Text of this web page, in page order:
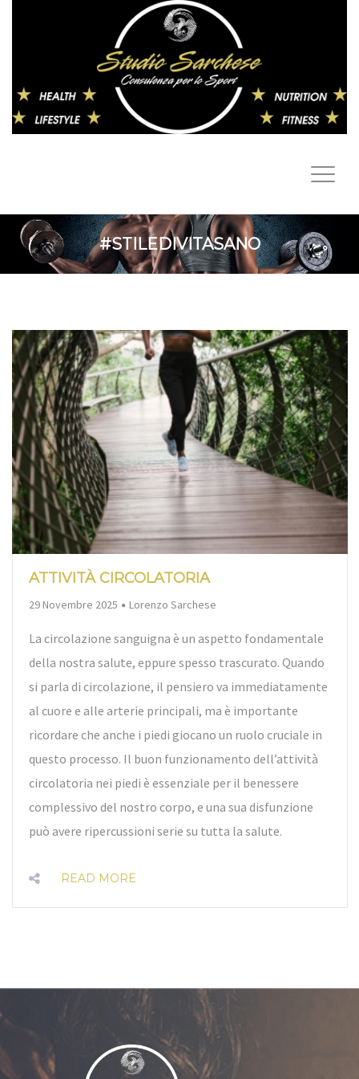
#STILEDIVITASANO
ATTIVITÀ CIRCOLATORIA
29 Novembre 2025 By
Lorenzo Sarchese
La circolazione sanguigna è un aspetto fondamentale
della nostra salute, eppure spesso trascurato. Quando
si parla di circolazione, il pensiero va immediatamente
al cuore e alle arterie principali, ma è importante
ricordare che anche i piedi giocano un ruolo cruciale in
questo processo. Il buon funzionamento dell’attività
circolatoria nei piedi è essenziale per il benessere
complessivo del nostro corpo, e una sua disfunzione
può avere ripercussioni serie su tutta la salute.
READ MORE